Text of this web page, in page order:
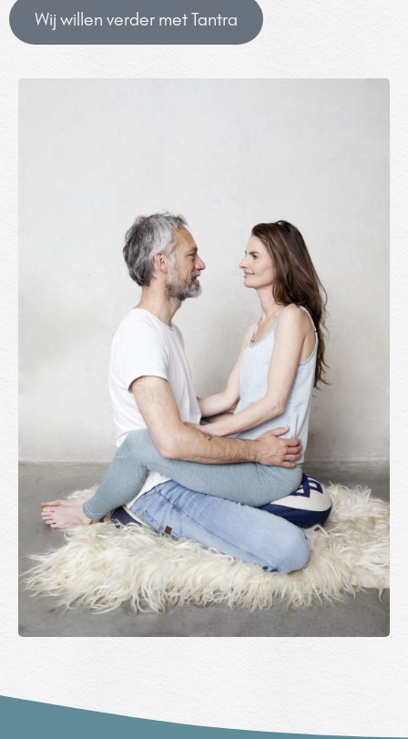
Wij willen verder met Tantra